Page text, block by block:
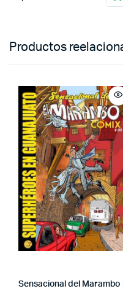
Productos
Sensacional del Marambo